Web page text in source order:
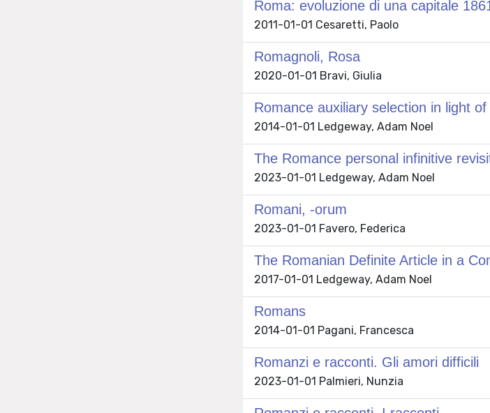
Roma: evoluzione di una capitale
2011-01-01 Cesaretti, Paolo
Romagnoli, Rosa
2020-01-01 Bravi, Giulia
Romance auxiliary selection in light
2014-01-01 Ledgeway, Adam Noel
The Romance personal infinitive
2023-01-01 Ledgeway, Adam Noel
Romani, -orum
2023-01-01 Favero, Federica
The Romanian Definite Article in a
2017-01-01 Ledgeway, Adam Noel
Romans
2014-01-01 Pagani, Francesca
Romanzi e racconti. Gli amori difficili
2023-01-01 Palmieri, Nunzia